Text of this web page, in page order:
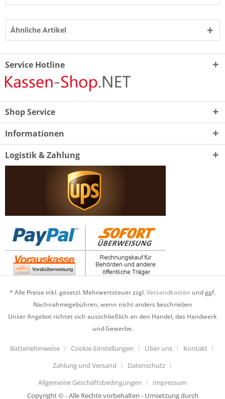
Ähnliche Artikel
Service Hotline
Shop Service
Informationen
Logistik & Zahlung
* Alle Preise inkl. gesetzl. Mehrwertsteuer zzgl.Versandkosten und ggf.
Nachnahmegebühren, wenn nicht anders beschrieben
Unser Angebot richtet sich ausschließlich an den Handel, das Handwerk
und Gewerbe.
Batteriehinweise Cookie-Einstellungen Über uns
Kontakt
Zahlung und Versand
Datenschutz
Allgemeine Geschäftsbedingungen
Impressum
Copyright © - Alle Rechte vorbehalten - Umsetzung durch